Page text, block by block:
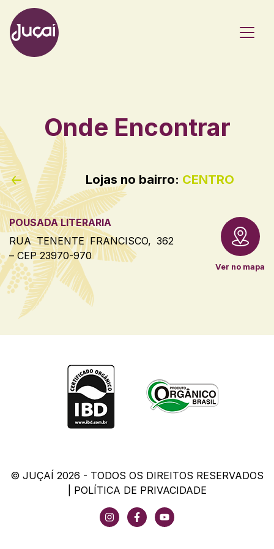
Main Navigation
Onde Encontrar
Lojas no bairro: CENTRO
POUSADA LITERARIA
RUA TENENTE FRANCISCO, 362
– CEP 23970-970
Ver no mapa
© JUÇAÍ 2026 - TODOS OS DIREITOS RESERVADOS
POLÍTICA DE PRIVACIDADE